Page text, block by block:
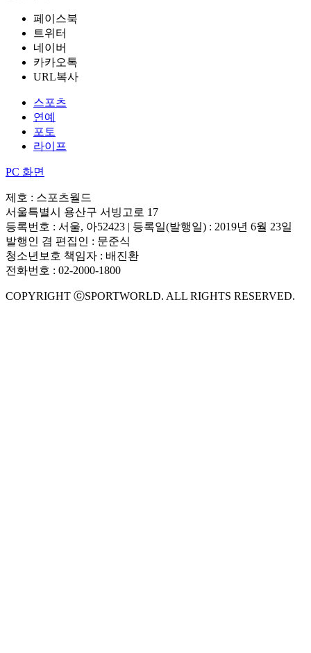
페이스북
트위터
네이버
카카오톡
URL복사
스포츠
연예
포토
라이프
PC 화면
제호 : 스포츠월드
서울특별시 용산구 서빙고로 17
등록번호 : 서울, 아52423 | 등록일(발행일) : 2019년 6월 23일
발행인 겸 편집인 : 문준식
청소년보호 책임자 : 배진환
전화번호 : 02-2000-1800
COPYRIGHT ⓒSPORTWORLD. ALL RIGHTS RESERVED.